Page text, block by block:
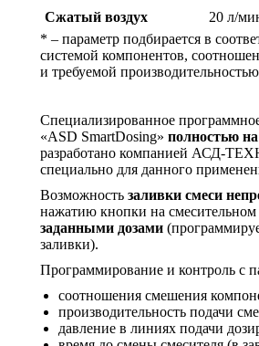
Сжатый воздух
20 л/
* – параметр подбирается в
системой компонентов,
и требуемой производительностью
Специализированное
«ASD SmartDosing» полностью
разработано компанией АСД-
специально для данного
Возможность заливки смеси
нажатию кнопки на смесительном
заданными дозами
заливки).
Программирование и контроль с
соотношения смешения
производительность подачи
давление в линиях подачи